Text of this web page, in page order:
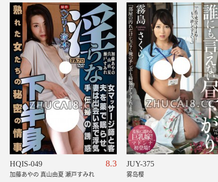
HQIS-049 8.3
加藤あやの 真山由夏 瀬戸すみれ
JUY-375
雾岛樱